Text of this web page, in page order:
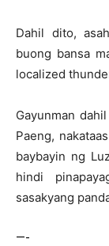
Dahil dito,
buong bansa
localized
Gayunman
Paeng,
baybayin ng
hindi
sasakyang
—-